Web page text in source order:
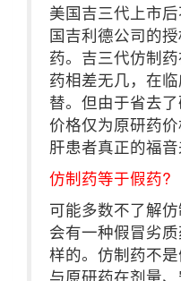
美国吉三代上市
国吉利德公司的
药。吉三代仿制
药相差无几，在
替。但由于省去
价格仅为原研药
肝患者真正的福音
仿制药等于假药?
可能多数不了解
会有一种假冒劣
样的。仿制药不
与原研药在剂量